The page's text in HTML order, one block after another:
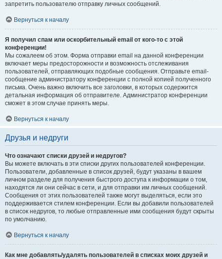
запретить пользователю отправку личных сообщений.
Вернуться к началу
Я получил спам или оскорбительный email от кого-то с этой
конференции!
Мы сожалеем об этом. Форма отправки email на данной конференции
включает меры предосторожности и возможность отслеживания
пользователей, отправляющих подобные сообщения. Отправьте email-
сообщение администратору конференции с полной копией полученного
письма. Очень важно включить все заголовки, в которых содержится
детальная информация об отправителе. Администратор конференции
сможет в этом случае принять меры.
Вернуться к началу
Друзья и недруги
Что означают списки друзей и недругов?
Вы можете включать в эти списки других пользователей конференции.
Пользователи, добавленные в список друзей, будут указаны в вашем
личном разделе для получения быстрого доступа к информации о том,
находятся ли они сейчас в сети, и для отправки им личных сообщений.
Сообщения от этих пользователей также могут выделяться, если это
поддерживается стилем конференции. Если вы добавили пользователей
в список недругов, то любые отправленные ими сообщения будут скрыты
по умолчанию.
Вернуться к началу
Как мне добавлять/удалять пользователей в списках моих друзей и